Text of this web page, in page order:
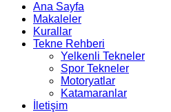
Ana Sayfa
Makaleler
Kurallar
Tekne Rehberi
Yelkenli Tekneler
Spor Tekneler
Motoryatlar
Katamaranlar
İletişim